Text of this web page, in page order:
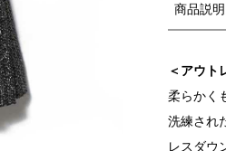
商品説明
＜アウト
柔らかく
洗練され
レスダウ